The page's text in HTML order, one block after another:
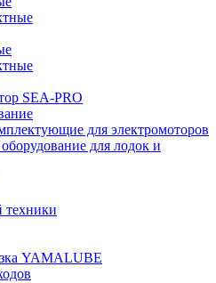
SEA-PRO
для электромоторов
для лодок и
техники
YAMALUBE